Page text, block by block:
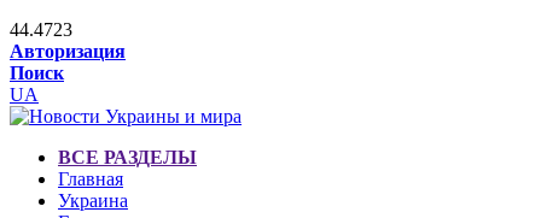
44.4723
Авторизация
Поиск
UA
ВСЕ РАЗДЕЛЫ
Главная
Украина